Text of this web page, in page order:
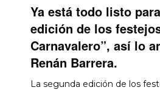
Ya está todo listo
edición de los
Carnavalero”, así lo
Renán Barrera.
La segunda edición de los